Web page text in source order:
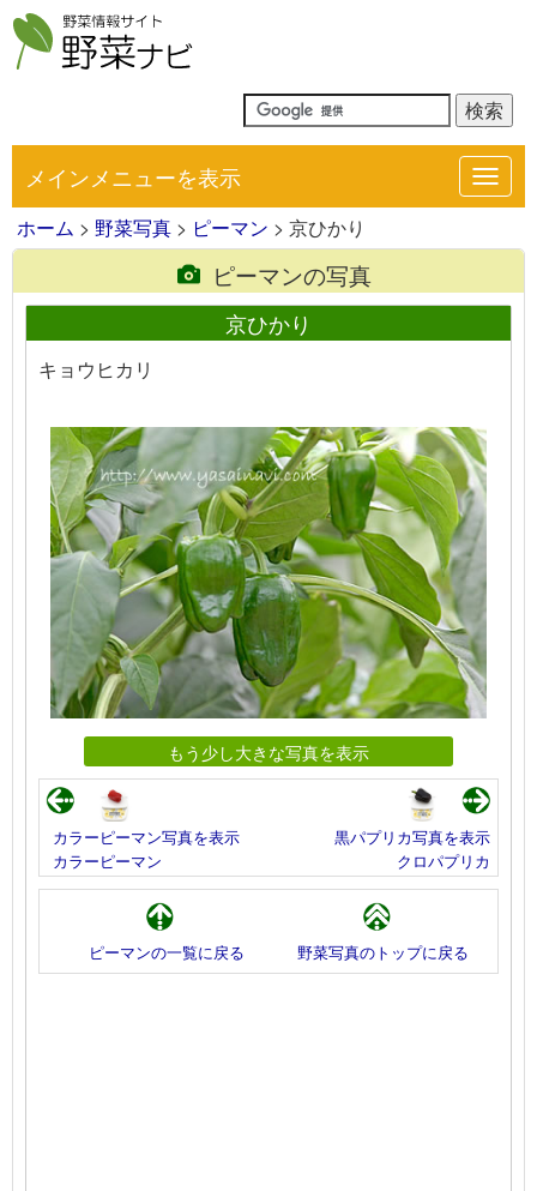
メインメニューを表示
ホーム > 野菜写真 > ピーマン > 京ひかり
ピーマンの写真
京ひかり
キョウヒカリ
もう少し大きな写真を表示
カラーピーマン写真を表示
カラーピーマン
黒パプリカ写真を表示
クロパプリカ
ピーマンの一覧に戻る 野菜写真のトップに戻る